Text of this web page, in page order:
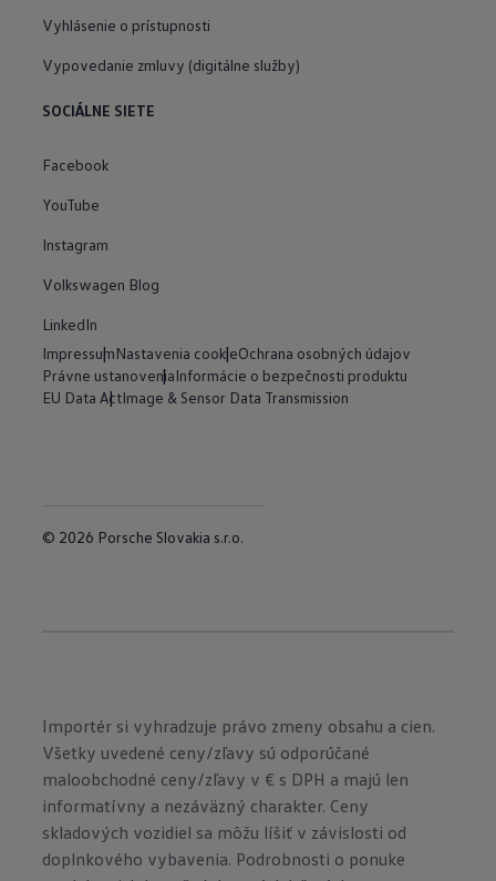
Vyhlásenie o prístupnosti
Vypovedanie zmluvy (digitálne služby)
SOCIÁLNE SIETE
Facebook
YouTube
Instagram
Volkswagen Blog
LinkedIn
ImpressumNastavenia cookieOchrana osobných údajov
Právne ustanoveniaInformácie o bezpečnosti produktu
EU Data ActImage & Sensor Data Transmission
© 2026 Porsche Slovakia s.r.o.
Importér si vyhradzuje právo zmeny obsahu a cien.
Všetky uvedené ceny/zľavy sú odporúčané
maloobchodné ceny/zľavy v € s DPH a majú len
informatívny a nezáväzný charakter. Ceny
skladových vozidiel sa môžu líšiť v závislosti od
doplnkového vybavenia. Podrobnosti o ponuke